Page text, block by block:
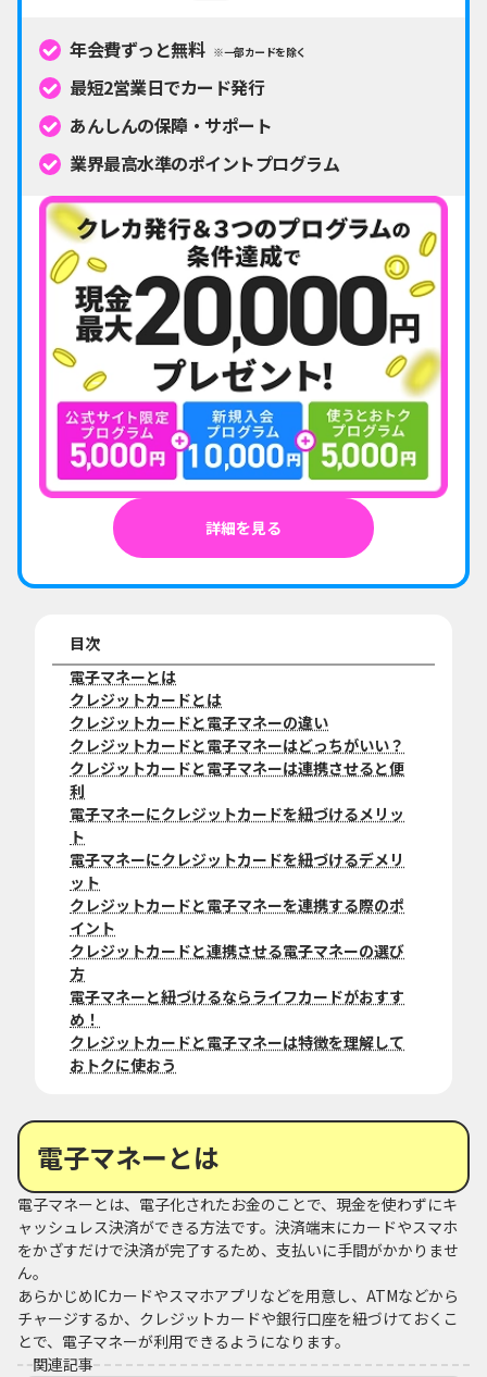
年会費ずっと無料 ※一部カードを除く
最短2営業日でカード発行
あんしんの保障・サポート
業界最高水準のポイントプログラム
詳細を見る
目次
電子マネーとは
クレジットカードとは
クレジットカードと電子マネーの違い
クレジットカードと電子マネーはどっちがいい？
クレジットカードと電子マネーは連携させると便
利
電子マネーにクレジットカードを紐づけるメリッ
ト
電子マネーにクレジットカードを紐づけるデメリ
ット
クレジットカードと電子マネーを連携する際のポ
イント
クレジットカードと連携させる電子マネーの選び
方
電子マネーと紐づけるならライフカードがおすす
め！
クレジットカードと電子マネーは特徴を理解して
おトクに使おう
電子マネーとは
電子マネーとは、電子化されたお金のことで、現金を使わずにキ
ャッシュレス決済ができる方法です。決済端末にカードやスマホ
をかざすだけで決済が完了するため、支払いに手間がかかりませ
ん。
あらかじめICカードやスマホアプリなどを用意し、ATMなどから
チャージするか、クレジットカードや銀行口座を紐づけておくこ
とで、電子マネーが利用できるようになります。
関連記事